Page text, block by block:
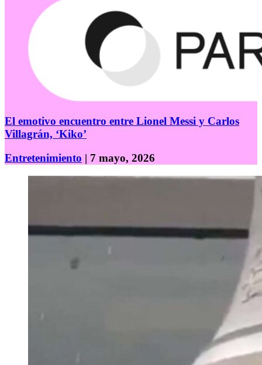
El emotivo encuentro entre Lionel Messi y Carlos
Villagrán, ‘Kiko’
Entretenimiento | 7 mayo, 2026